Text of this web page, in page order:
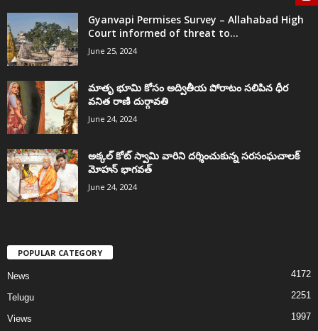
Gyanvapi Permises Survey – Allahabad High
Court informed of threat to...
June 25, 2024
మాతృ భూమి కోసం అద్వితీయ పోరాటం సలిపిన ధీర
వనిత రాణి దుర్గావతి
June 24, 2024
అక్కల్‌ కోట్‌ స్వామి వారిని దర్శించుకున్న సరసంఘచాలక్
మోహన్ భాగవత్
June 24, 2024
POPULAR CATEGORY
News 4172
Telugu 2251
Views 1997